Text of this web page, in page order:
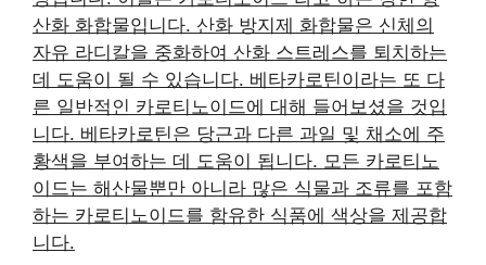
산화 화합물입니다. 산화 방지제 화합물은 신체의
자유 라디칼을 중화하여 산화 스트레스를 퇴치하는
데 도움이 될 수 있습니다. 베타카로틴이라는 또 다
른 일반적인 카로티노이드에 대해 들어보셨을 것입
니다. 베타카로틴은 당근과 다른 과일 및 채소에 주
황색을 부여하는 데 도움이 됩니다. 모든 카로티노
이드는 해산물뿐만 아니라 많은 식물과 조류를 포함
하는 카로티노이드를 함유한 식품에 색상을 제공합
니다.